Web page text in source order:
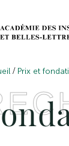
/ Prix et